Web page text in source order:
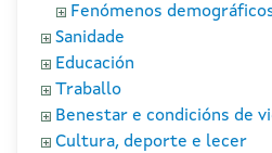
Fenómenos
Sanidade
Educación
Traballo
Benestar e condicións de
Cultura, deporte e lecer